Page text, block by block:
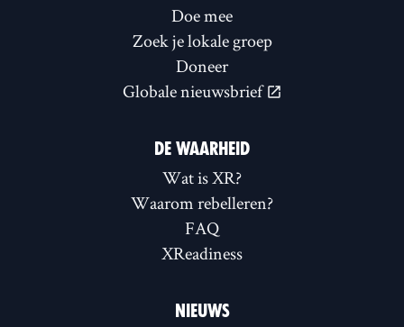
Doe mee
Zoek je lokale groep
Doneer
Globale nieuwsbrief
DE WAARHEID
Wat is XR?
Waarom rebelleren?
FAQ
XReadiness
NIEUWS